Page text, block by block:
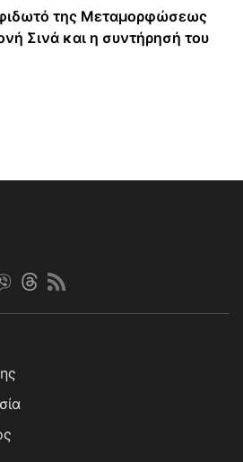
της Μεταμορφώσεως
Σινά και η συντήρησή του